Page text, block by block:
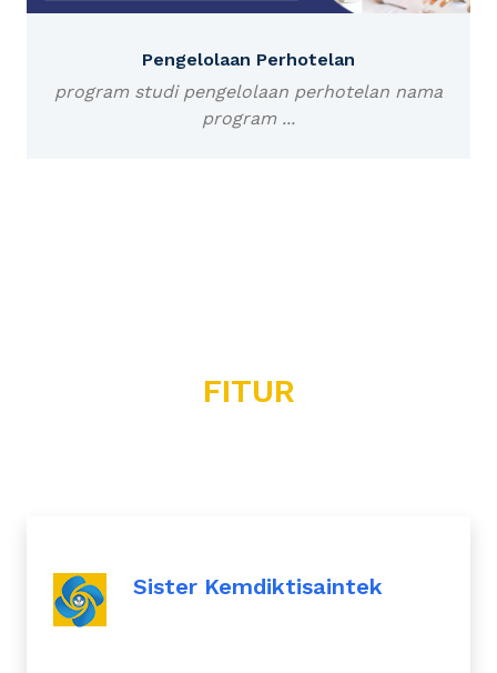
Pengelolaan Perhotelan
program studi pengelolaan perhotelan nama
program ...
FITUR
Sister Kemdiktisaintek